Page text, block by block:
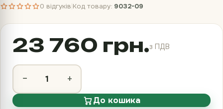
0 відгуків Код товару: 9032-09
23 760 грн.з ПДВ
− +
До кошика